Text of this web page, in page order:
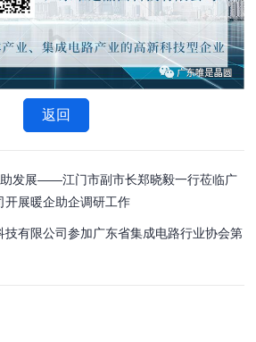
返回
助发展——江门市副市长郑晓毅一行莅临广
开展暖企助企调研工作
技有限公司参加广东省集成电路行业协会第